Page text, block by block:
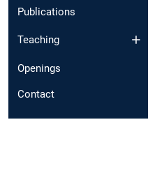
Publications
Teaching
Openings
Contact